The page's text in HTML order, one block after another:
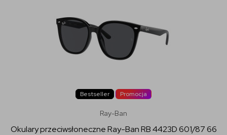
Bestseller Promocja
Ray-Ban
Okulary przeciwsłoneczne Ray-Ban RB 4423D 601/87 66